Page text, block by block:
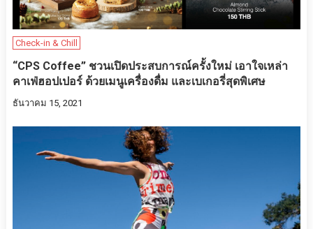
Check-in & Chill
“CPS Coffee” ชวนเปิดประสบการณ์ครั้งใหม่ เอาใจเหล่า
คาเฟ่ฮอปเปอร์ ด้วยเมนูเครื่องดื่ม และเบเกอรี่สุดพิเศษ
ธันวาคม 15, 2021